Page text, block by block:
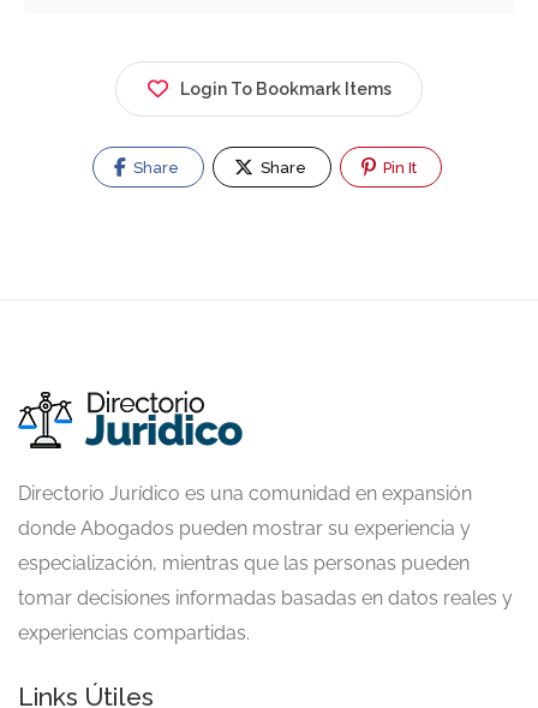
Login To Bookmark Items
Share Share Pin It
Directorio Jurídico es una comunidad en expansión
donde Abogados pueden mostrar su experiencia y
especialización, mientras que las personas pueden
tomar decisiones informadas basadas en datos reales y
experiencias compartidas.
Links Útiles